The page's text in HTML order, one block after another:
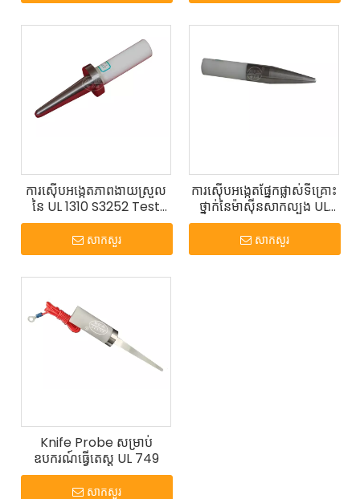
ការស៊ើបអង្កេតភាពងាយស្រួល
នៃ UL 1310 S3252 Test
Probe
សាកសួរ
ការស៊ើបអង្កេតផ្នែកផ្លាស់ទីគ្រោះ
ថ្នាក់នៃម៉ាស៊ីនសាកល្បង UL
1278
សាកសួរ
Knife Probe សម្រាប់
ឧបករណ៍ធ្វើតេស្ត UL 749
សាកសួរ